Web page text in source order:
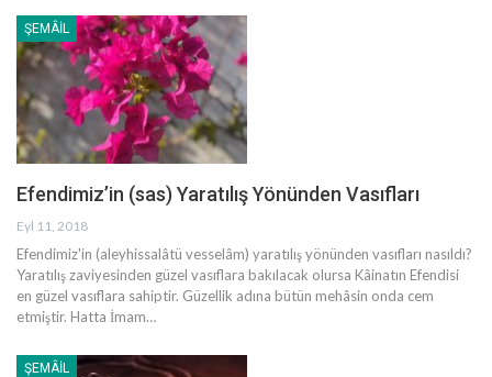
ŞEMÂIL
Efendimiz’in (sas) Yaratılış Yönünden Vasıfları
Eyl 11, 2018
Efendimiz'in (aleyhissalâtü vesselâm) yaratılış yönünden vasıfları nasıldı?
Yaratılış zaviyesinden güzel vasıflara bakılacak olursa Kâinatın Efendisi
en güzel vasıflara sahiptir. Güzellik adına bütün mehâsin onda cem
etmiştir. Hatta İmam…
ŞEMÂIL